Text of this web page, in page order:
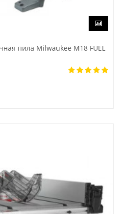
пила Milwaukee M18 FUEL